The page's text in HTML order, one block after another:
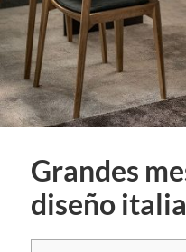
Grandes
diseño